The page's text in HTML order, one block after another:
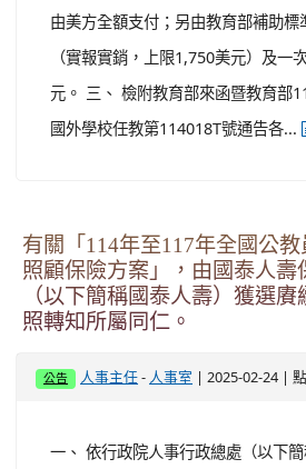
由美方全額支付；另由教育部補助
（實報實銷，上限1,750美元）及一
元。 三、 檢附教育部來函暨教育部
國外學校任教第114018T號通告各...
有關「114年至117年全國公
照顧保險方案」，由國泰人壽
（以下簡稱國泰人壽）獲選
照轉知所屬同仁。
公告 人事主任 - 人事室 | 2025-02-24 |
一、 依行政院人事行政總處（以下